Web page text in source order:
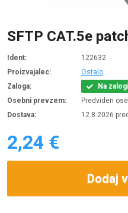
SFTP CAT.5e
Ident:
122632
Proizvajalec:
Ostalo
Zaloga:
Na
Osebni prevzem:
Predviden
Dostava:
12.8.2026
2,24 €
Dodaj